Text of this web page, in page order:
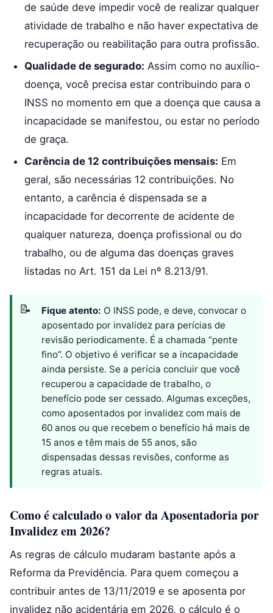
de saúde deve impedir você de realizar qualquer
atividade de trabalho e não haver expectativa de
recuperação ou reabilitação para outra profissão.
Qualidade de segurado: Assim como no auxílio-
doença, você precisa estar contribuindo para o
INSS no momento em que a doença que causa a
incapacidade se manifestou, ou estar no período
de graça.
Carência de 12 contribuições mensais: Em
geral, são necessárias 12 contribuições. No
entanto, a carência é dispensada se a
incapacidade for decorrente de acidente de
qualquer natureza, doença profissional ou do
trabalho, ou de alguma das doenças graves
listadas no Art. 151 da Lei nº 8.213/91.
Fique atento: O INSS pode, e deve, convocar o
aposentado por invalidez para perícias de
revisão periodicamente. É a chamada “pente
fino”. O objetivo é verificar se a incapacidade
ainda persiste. Se a perícia concluir que você
recuperou a capacidade de trabalho, o
benefício pode ser cessado. Algumas exceções,
como aposentados por invalidez com mais de
60 anos ou que recebem o benefício há mais de
15 anos e têm mais de 55 anos, são
dispensadas dessas revisões, conforme as
regras atuais.
Como é calculado o valor da Aposentadoria por
Invalidez em 2026?
As regras de cálculo mudaram bastante após a
Reforma da Previdência. Para quem começou a
contribuir antes de 13/11/2019 e se aposenta por
invalidez não acidentária em 2026, o cálculo é o